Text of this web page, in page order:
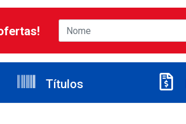
Títulos